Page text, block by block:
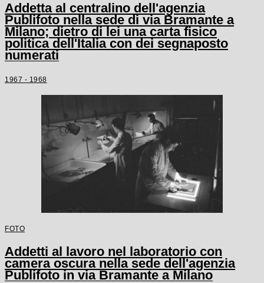
Addetta al centralino dell'agenzia
Publifoto nella sede di via Bramante a
Milano; dietro di lei una carta fisico
politica dell'Italia con dei segnaposto
numerati
1967 - 1968
FOTO
Addetti al lavoro nel laboratorio con
camera oscura nella sede dell'agenzia
Publifoto in via Bramante a Milano